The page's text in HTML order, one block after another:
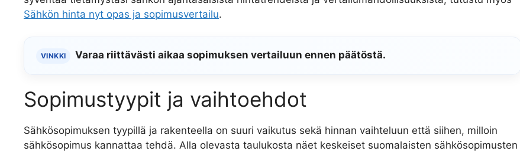
Sähkön hinta nyt opas ja sopimusvertailu.
VINKKI Varaa riittävästi aikaa sopimuksen vertailuun ennen päätöstä.
Sopimustyypit ja vaihtoehdot
Sähkösopimuksen tyypillä ja rakenteella on suuri vaikutus sekä hinnan vaihteluun että siihen, milloin
sähkösopimus kannattaa tehdä. Alla olevasta taulukosta näet keskeiset suomalaisten sähkösopimusten